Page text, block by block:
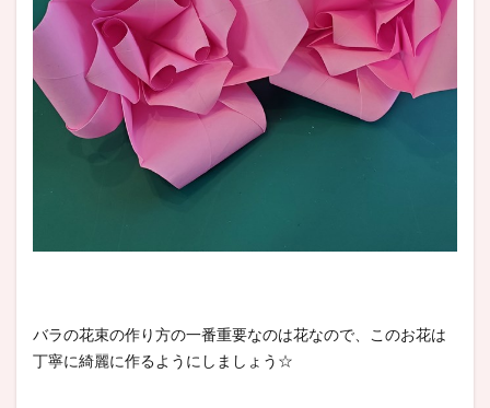
バラの花束の作り方の一番重要なのは花なので、このお花は
丁寧に綺麗に作るようにしましょう☆